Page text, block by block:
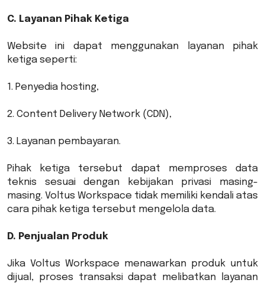
C. Layanan Pihak Ketiga
Website ini dapat menggunakan layanan pihak
ketiga seperti:
1. Penyedia hosting,
2. Content Delivery Network (CDN),
3. Layanan pembayaran.
Pihak ketiga tersebut dapat memproses data
teknis sesuai dengan kebijakan privasi masing-
masing. Voltus Workspace tidak memiliki kendali atas
cara pihak ketiga tersebut mengelola data.
D. Penjualan Produk
Jika Voltus Workspace menawarkan produk untuk
dijual, proses transaksi dapat melibatkan layanan